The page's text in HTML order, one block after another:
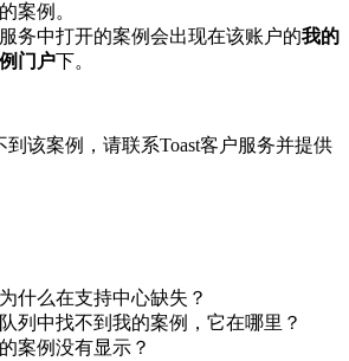
案例。
务中打开的案例会出现在该账户的我的
门户下。
到该案例，请联系Toast客户服务并提供
什么在支持中心缺失？
列中找不到我的案例，它在哪里？
案例没有显示？